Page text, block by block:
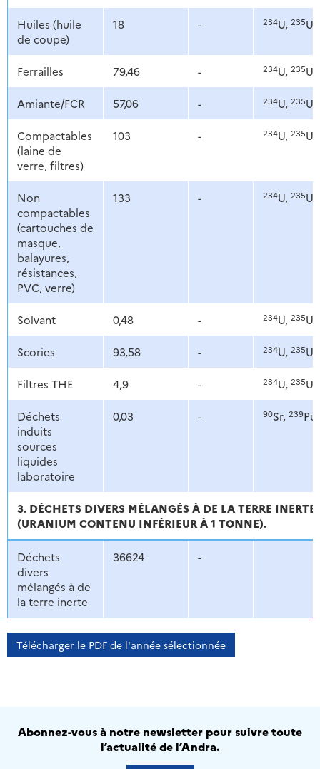
Huiles (huile
de coupe)
18 - 234U, 235U,
Ferrailles 79,46 - 234U, 235U,
Amiante/FCR 57,06 - 234U, 235U,
Compactables
(laine de
verre, filtres)
103 - 234U, 235U,
Non
compactables
(cartouches de
masque,
balayures,
résistances,
PVC, verre)
133 - 234U, 235U,
Solvant 0,48 - 234U, 235U,
Scories 93,58 - 234U, 235U,
Filtres THE 4,9 - 234U, 235U,
Déchets
induits
sources
liquides
laboratoire
0,03 - 90Sr, 239
3. DÉCHETS DIVERS MÉLANGÉS À DE LA TERRE INERTE
(URANIUM CONTENU INFÉRIEUR À 1 TONNE).
Déchets
divers
mélangés à de
la terre inerte
36624 -
Télécharger le PDF de l'année sélectionnée
Abonnez-vous à notre newsletter pour suivre toute
l’actualité de l’Andra.